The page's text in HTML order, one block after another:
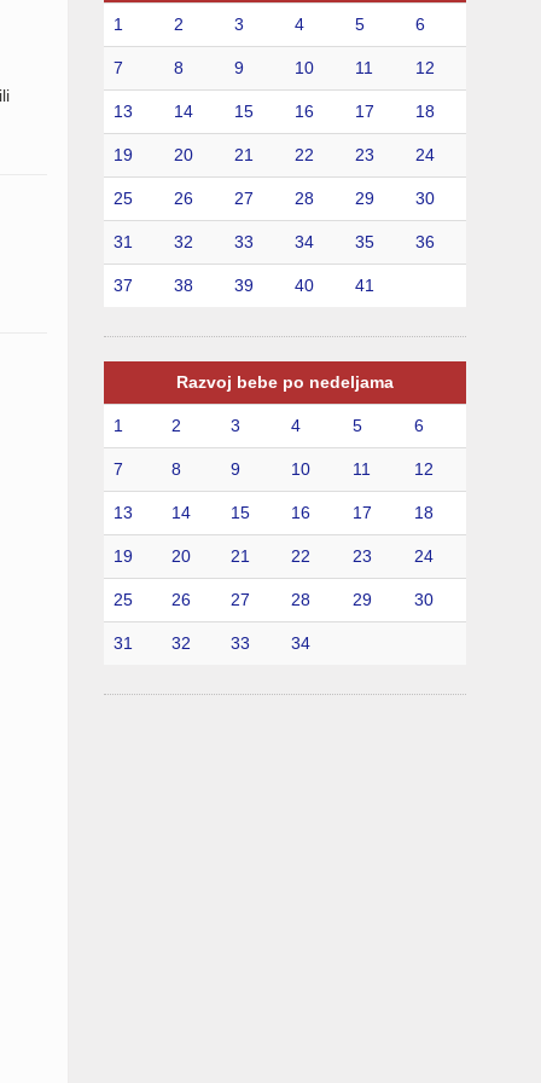
1 2 3 4 5 6
7 8 9 10 11 12
13 14 15 16 17 18
19 20 21 22 23 24
25 26 27 28 29 30
31 32 33 34 35 36
37 38 39 40 41
Razvoj bebe po nedeljama
1 2 3 4 5 6
7 8 9 10 11 12
13 14 15 16 17 18
19 20 21 22 23 24
25 26 27 28 29 30
31 32 33 34